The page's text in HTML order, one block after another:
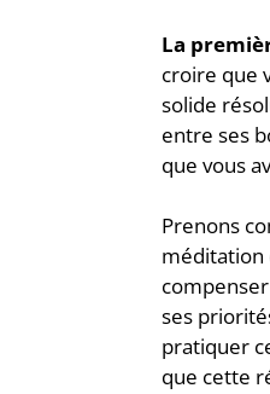
La
croire que
solide
entre ses
que vous
Prenons
méditation
ses
pratiquer
que cette